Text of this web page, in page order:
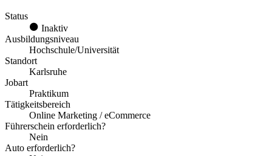
Status
Inaktiv
Ausbildungsniveau
Hochschule/Universität
Standort
Karlsruhe
Jobart
Praktikum
Tätigkeitsbereich
Online Marketing / eCommerce
Führerschein erforderlich?
Nein
Auto erforderlich?